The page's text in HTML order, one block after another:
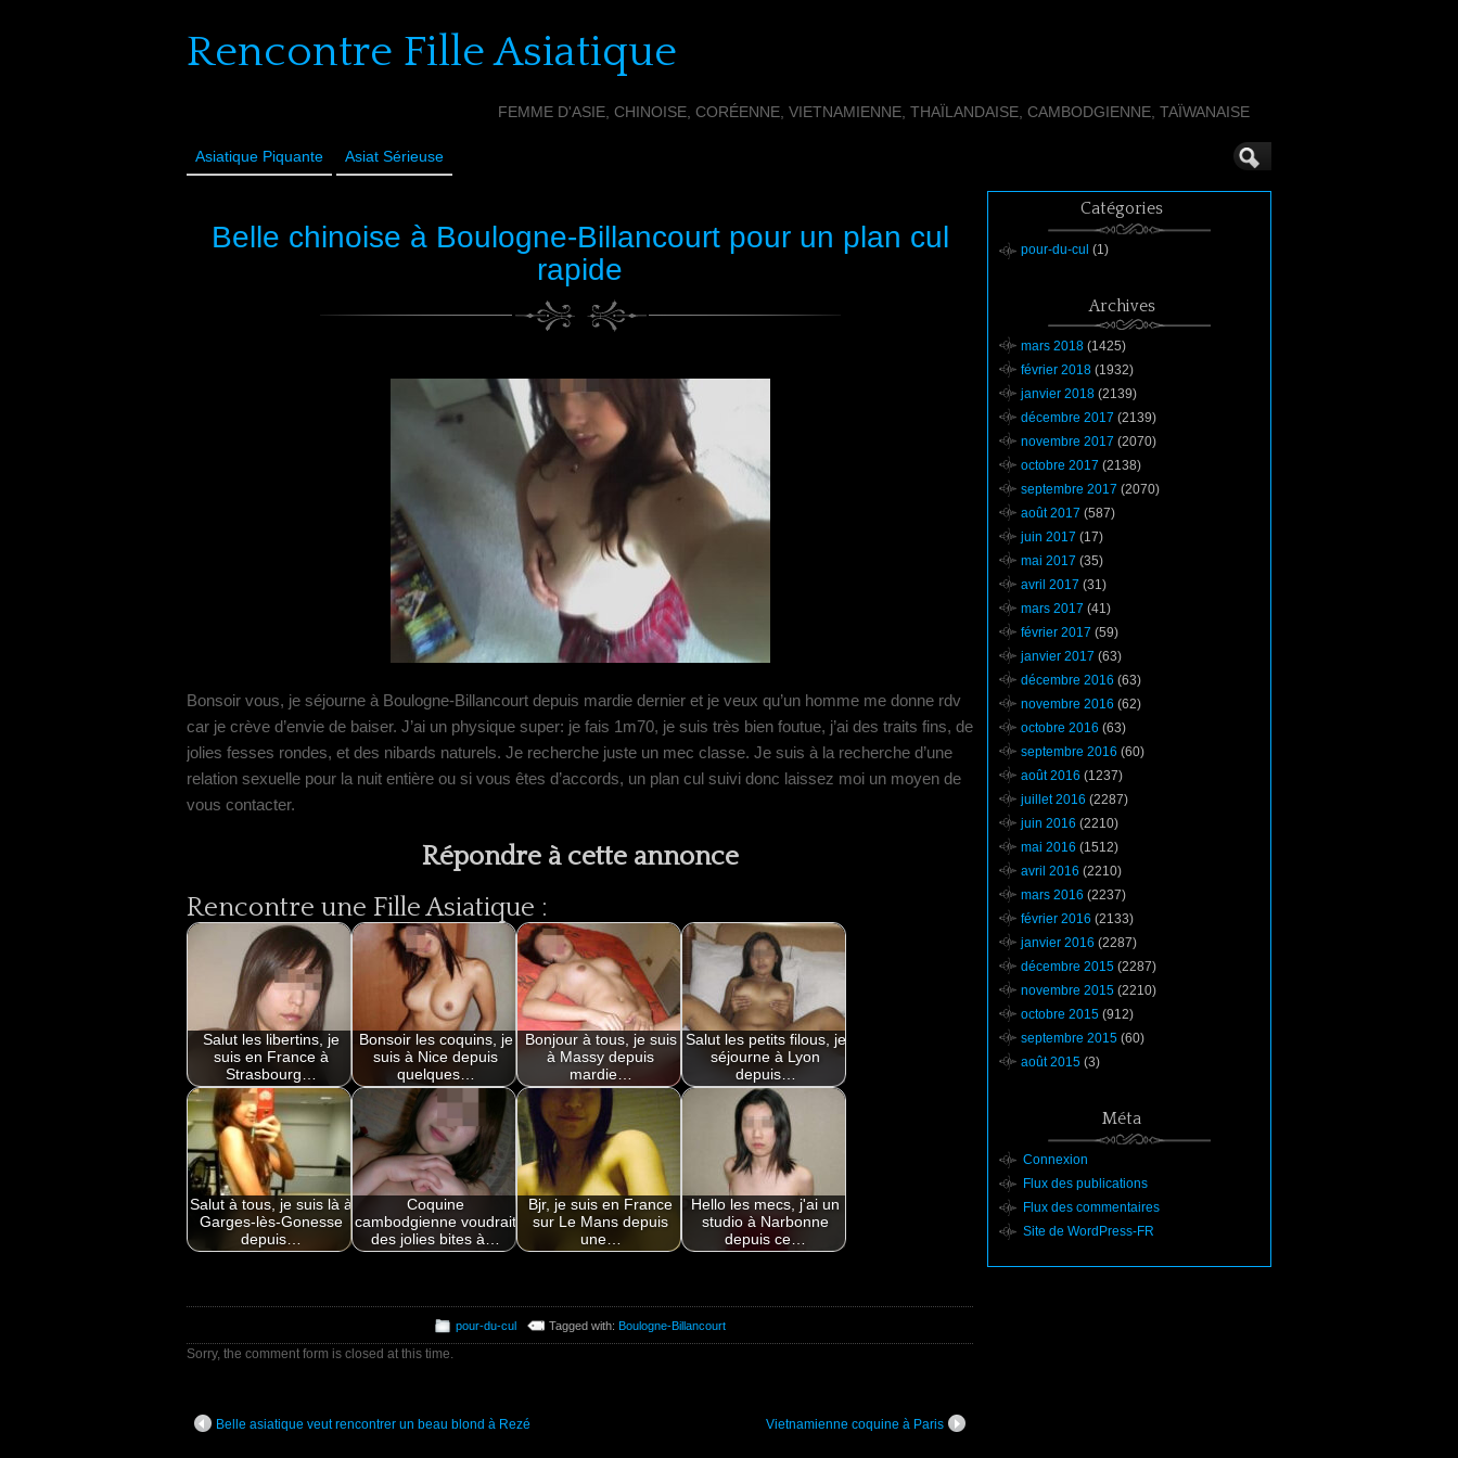
Rencontre Fille Asiatique
FEMME D'ASIE, CHINOISE, CORÉENNE, VIETNAMIENNE, THAÏLANDAISE, CAMBODGIENNE, TAÏWANAISE
Asiatique Piquante Asiat Sérieuse
Belle chinoise à Boulogne-Billancourt pour un plan cul
rapide
Bonsoir vous, je séjourne à Boulogne-Billancourt depuis mardie dernier et je veux qu’un homme me donne rdv
car je crève d’envie de baiser. J’ai un physique super: je fais 1m70, je suis très bien foutue, j’ai des traits fins, de
jolies fesses rondes, et des nibards naturels. Je recherche juste un mec classe. Je suis à la recherche d’une
relation sexuelle pour la nuit entière ou si vous êtes d’accords, un plan cul suivi donc laissez moi un moyen de
vous contacter.
Répondre à cette annonce
Rencontre une Fille Asiatique :
Salut les libertins, je
suis en France à
Strasbourg…
Bonsoir les coquins, je
suis à Nice depuis
quelques…
Bonjour à tous, je suis
à Massy depuis
mardie…
Salut les petits filous, je
séjourne à Lyon
depuis…
Salut à tous, je suis là à
Garges-lès-Gonesse
depuis…
Coquine
cambodgienne voudrait
des jolies bites à…
Bjr, je suis en France
sur Le Mans depuis
une…
Hello les mecs, j'ai un
studio à Narbonne
depuis ce…
pour-du-cul Tagged with:Boulogne-Billancourt
Sorry, the comment form is closed at this time.
Belle asiatique veut rencontrer un beau blond à Rezé Vietnamienne coquine à Paris
Catégories
pour-du-cul (1)
Archives
mars 2018 (1425)
février 2018 (1932)
janvier 2018 (2139)
décembre 2017 (2139)
novembre 2017 (2070)
octobre 2017 (2138)
septembre 2017 (2070)
août 2017 (587)
juin 2017 (17)
mai 2017 (35)
avril 2017 (31)
mars 2017 (41)
février 2017 (59)
janvier 2017 (63)
décembre 2016 (63)
novembre 2016 (62)
octobre 2016 (63)
septembre 2016 (60)
août 2016 (1237)
juillet 2016 (2287)
juin 2016 (2210)
mai 2016 (1512)
avril 2016 (2210)
mars 2016 (2237)
février 2016 (2133)
janvier 2016 (2287)
décembre 2015 (2287)
novembre 2015 (2210)
octobre 2015 (912)
septembre 2015 (60)
août 2015 (3)
Méta
Connexion
Flux des publications
Flux des commentaires
Site de WordPress-FR